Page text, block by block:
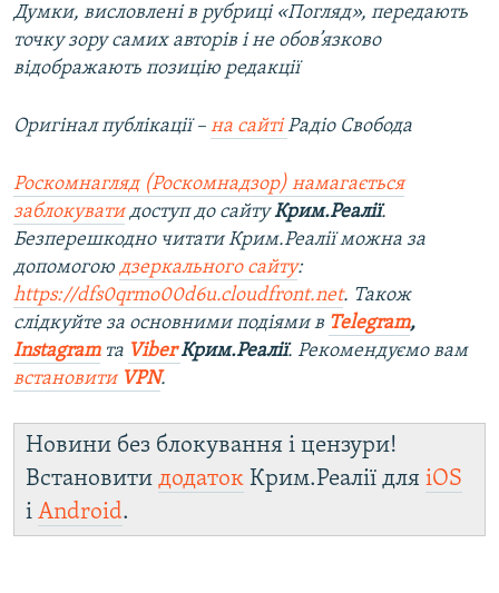
Думки, висловлені в рубриці «Погляд», передають
точку зору самих авторів і не обов’язково
відображають позицію редакції
Оригінал публікації – на сайті Радіо Свобода
Роскомнагляд (Роскомнадзор) намагається
заблокуватидоступ до сайтуКрим.Реалії.
Безперешкодно читати Крим.Реалії можна за
допомогою дзеркального сайту:
https://dfs0qrmo00d6u.cloudfront.net. Також
слідкуйте за основними подіями в Telegram,
Instagramта ViberКрим.Реалії. Рекомендуємо вам
встановити VPN.
Новини без блокування і цензури!
Встановити додаток Крим.Реалії для iOS
і Android.